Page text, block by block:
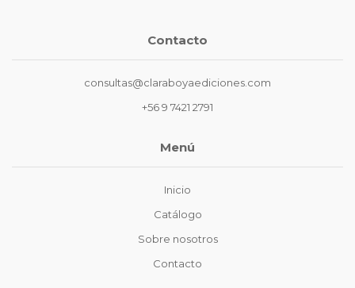
Contacto
consultas@claraboyaediciones.com
+56 9 7421 2791
Menú
Inicio
Catálogo
Sobre nosotros
Contacto